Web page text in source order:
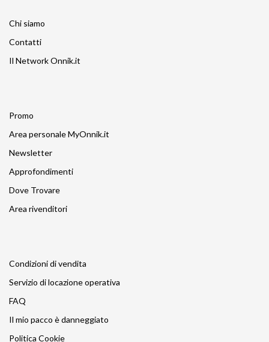
Chi siamo
Contatti
Il Network Onnik.it
Promo
Area personale MyOnnik.it
Newsletter
Approfondimenti
Dove Trovare
Area rivenditori
Condizioni di vendita
Servizio di locazione operativa
FAQ
Il mio pacco è danneggiato
Politica Cookie